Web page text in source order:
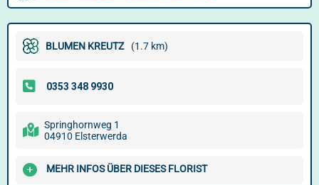
BLUMEN KREUTZ (1.7 km)
Springhornweg 1
04910 Elsterwerda
MEHR INFOS ÜBER DIESES FLORIST